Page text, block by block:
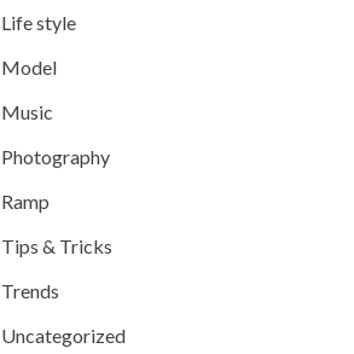
Life style
Model
Music
Photography
Ramp
Tips & Tricks
Trends
Uncategorized